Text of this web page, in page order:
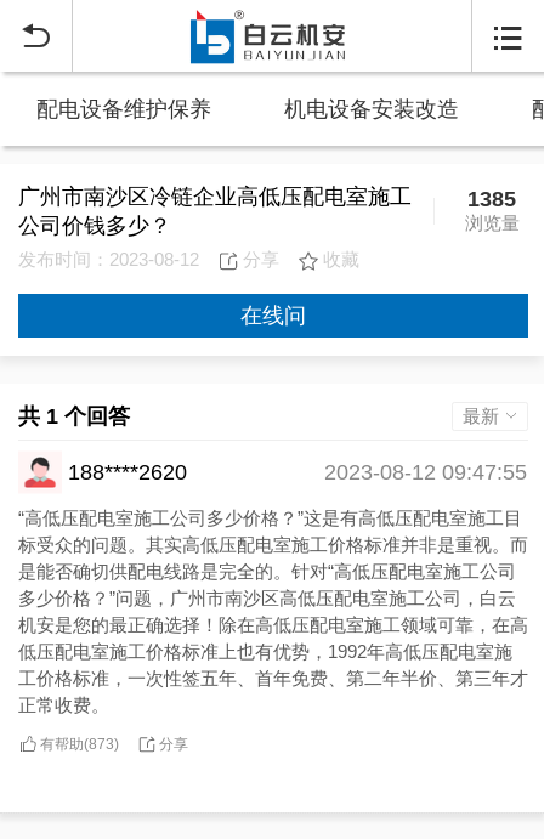
 
配电设备维护保养 机电设备安装改造
广州市南沙区冷链企业高低压配电室施工
公司价钱多少？
1385
浏览量
发布时间：2023-08-12
分享 收藏
在线问
共 1 个回答 最新
188****2620 2023-08-12 09:47:55
“高低压配电室施工公司多少价格？”这是有高低压配电室施工目
标受众的问题。其实高低压配电室施工价格标准并非是重视。而
是能否确切供配电线路是完全的。针对“高低压配电室施工公司
多少价格？”问题，广州市南沙区高低压配电室施工公司，白云
机安是您的最正确选择！除在高低压配电室施工领域可靠，在高
低压配电室施工价格标准上也有优势，1992年高低压配电室施
工价格标准，一次性签五年、首年免费、第二年半价、第三年才
正常收费。
有帮助(873) 分享